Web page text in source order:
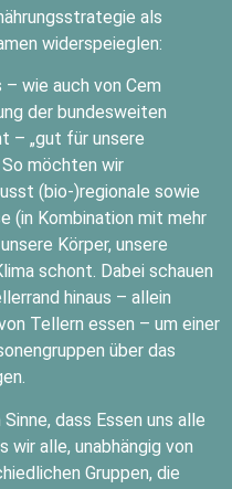
als
widerspeieglen:
wie auch von Cem
der bundesweiten
– „gut für unsere
So möchten wir
(bio-)regionale sowie
(in Kombination mit mehr
Körper, unsere
schont. Dabei schauen
hinaus – allein
Tellern essen – um einer
über das
dass Essen uns alle
wir alle, unabhängig von
Gruppen, die